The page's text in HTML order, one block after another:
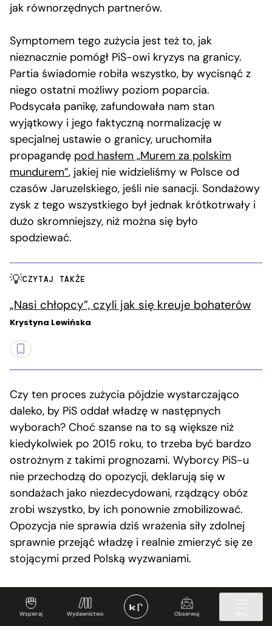
Wspieraj Wydawnictwo Obserwuj
jak równorzędnych partnerów.
Symptomem tego zużycia jest też to, jak
nieznacznie pomógł PiS-owi kryzys na granicy.
Partia świadomie robiła wszystko, by wycisnąć z
niego ostatni możliwy poziom poparcia.
Podsycała panikę, zafundowała nam stan
wyjątkowy i jego faktyczną normalizację w
specjalnej ustawie o granicy, uruchomiła
propagandę pod hasłem „Murem za polskim
mundurem”, jakiej nie widzieliśmy w Polsce od
czasów Jaruzelskiego, jeśli nie sanacji. Sondażowy
zysk z tego wszystkiego był jednak krótkotrwały i
dużo skromniejszy, niż można się było
spodziewać.
CZYTAJ TAKŻE
„Nasi chłopcy”, czyli jak się kreuje bohaterów
Krystyna Lewińska
Czy ten proces zużycia pójdzie wystarczająco
daleko, by PiS oddał władzę w następnych
wyborach? Choć szanse na to są większe niż
kiedykolwiek po 2015 roku, to trzeba być bardzo
ostrożnym z takimi prognozami. Wyborcy PiS-u
nie przechodzą do opozycji, deklarują się w
sondażach jako niezdecydowani, rządzący obóz
zrobi wszystko, by ich ponownie zmobilizować.
Opozycja nie sprawia dziś wrażenia siły zdolnej
sprawnie przejąć władzę i realnie zmierzyć się ze
stojącymi przed Polską wyzwaniami.
Jakub Majmurek
Publicysta Krytyki Politycznej, krytyk filmowy